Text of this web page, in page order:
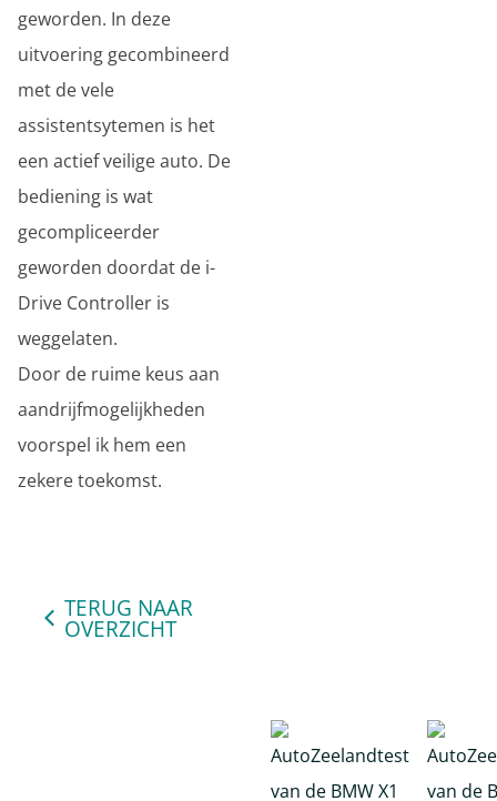
geworden. In deze
uitvoering gecombineerd
met de vele
assistentsytemen is het
een actief veilige auto. De
bediening is wat
gecompliceerder
geworden doordat de i-
Drive Controller is
weggelaten.
Door de ruime keus aan
aandrijfmogelijkheden
voorspel ik hem een
zekere toekomst.
TERUG NAAR
OVERZICHT